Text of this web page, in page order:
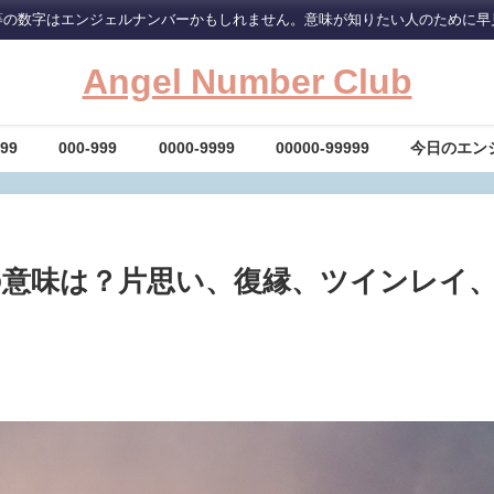
数字はエンジェルナンバーかもしれません。意味が知りたい人のために
Angel Number Club
000-999 0000-9999 00000-99999 今日のエン
味は？片思い、復縁、ツインレイ